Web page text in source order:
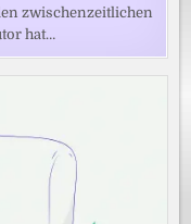
zwischenzeitlichen
hat…